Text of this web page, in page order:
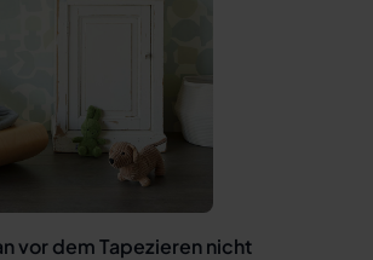
vor dem Tapezieren nicht